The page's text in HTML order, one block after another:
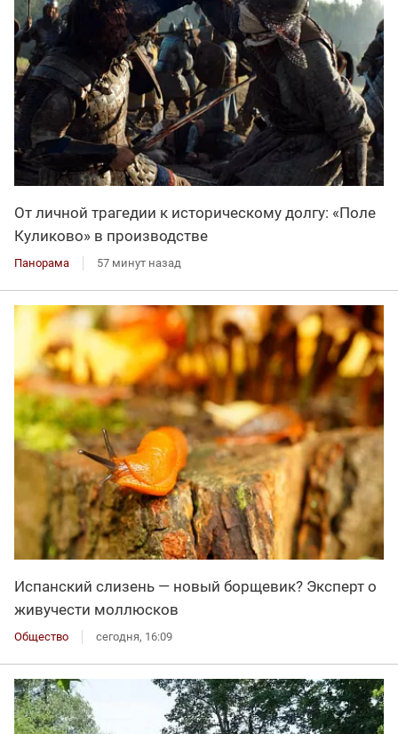
От личной трагедии к историческому долгу: «Поле
Куликово» в производстве
Панорама 57 минут назад
Испанский слизень — новый борщевик? Эксперт о
живучести моллюсков
Общество сегодня, 16:09